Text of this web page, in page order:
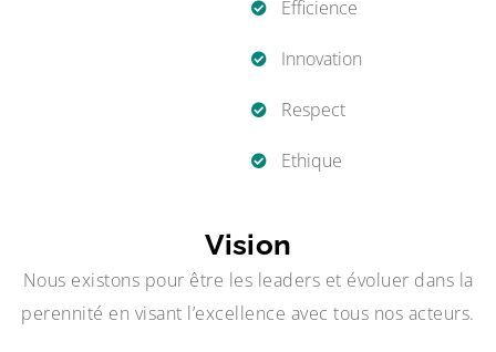
Efficience
Innovation
Respect
Ethique
Vision
Nous existons pour être les leaders et évoluer dans la
perennité en visant l’excellence avec tous nos acteurs.